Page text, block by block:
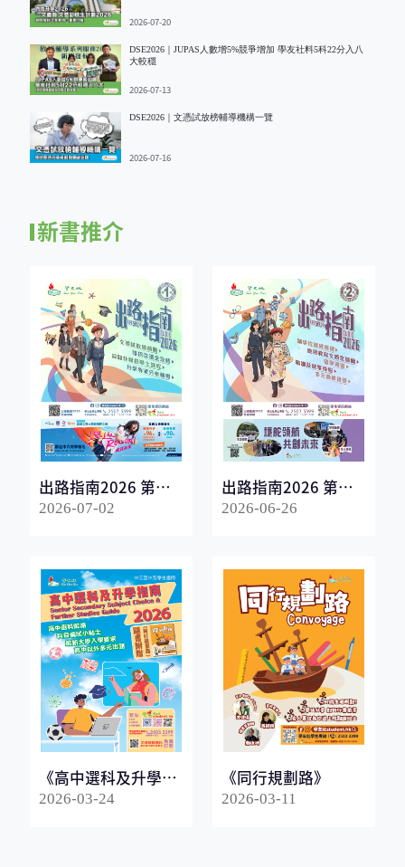
2026-07-20
DSE2026｜JUPAS人數增5%競爭增加 學友社料5科22分入八
大較穩
2026-07-13
DSE2026｜文憑試放榜輔導機構一覽
2026-07-16
新書推介
出路指南2026 第一
冊
2026-07-02
出路指南2026 第二
冊
2026-06-26
《高中選科及升學指
南2026》
2026-03-24
《同行規劃路》
2026-03-11